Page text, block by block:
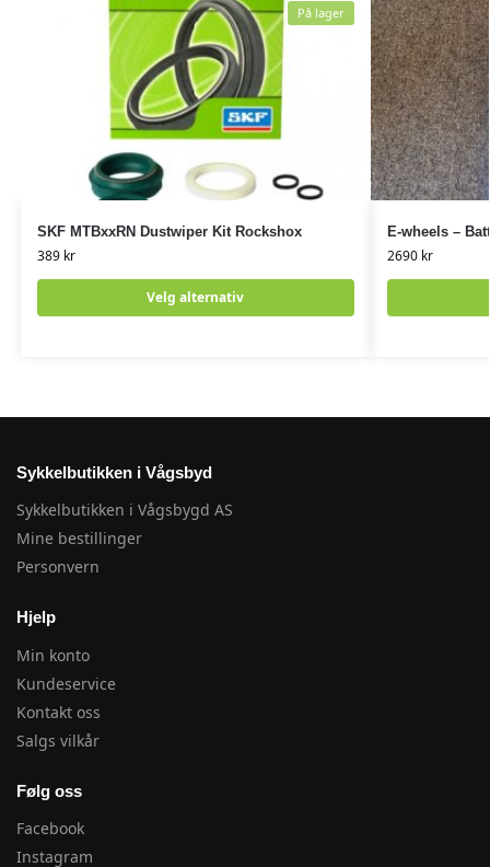
SKF MTBxxRN Dustwiper Kit Rockshox
389 kr
Velg alternativ
På lager
E-wheels –
2690 kr
Sykkelbutikken i Vågsbyd
Sykkelbutikken i Vågsbygd AS
Mine bestillinger
Personvern
Hjelp
Min konto
Kundeservice
Kontakt oss
Salgs vilkår
Følg oss
Facebook
Instagram